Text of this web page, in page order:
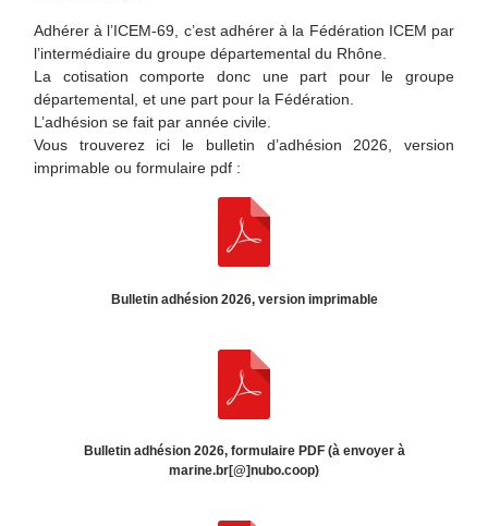
Adhérer à l’ICEM-69, c’est adhérer à la Fédération ICEM par
l’intermédiaire du groupe départemental du Rhône.
La cotisation comporte donc une part pour le groupe
départemental, et une part pour la Fédération.
L’adhésion se fait par année civile.
Vous trouverez ici le bulletin d’adhésion 2026, version
imprimable ou formulaire pdf :
Bulletin adhésion 2026, version imprimable
Bulletin adhésion 2026, formulaire PDF (à envoyer à
marine.br[@]nubo.coop)